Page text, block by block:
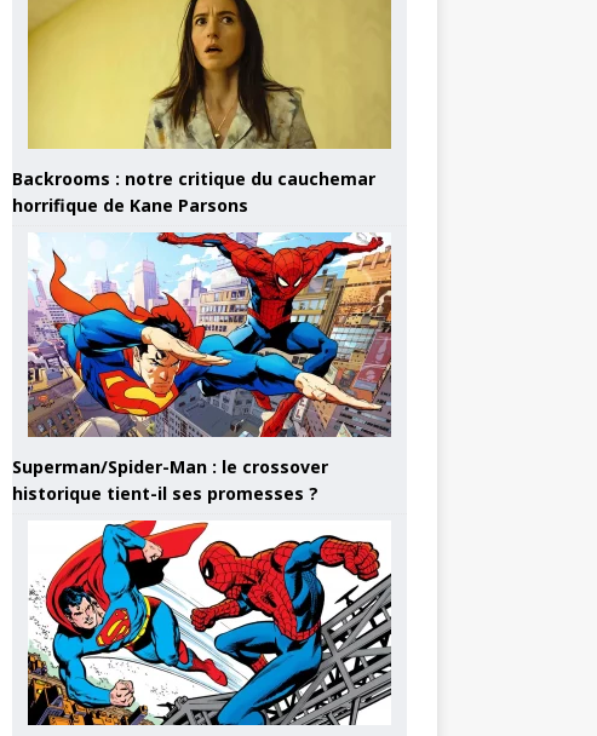
Backrooms : notre critique du cauchemar
horrifique de Kane Parsons
Superman/Spider-Man : le crossover
historique tient-il ses promesses ?